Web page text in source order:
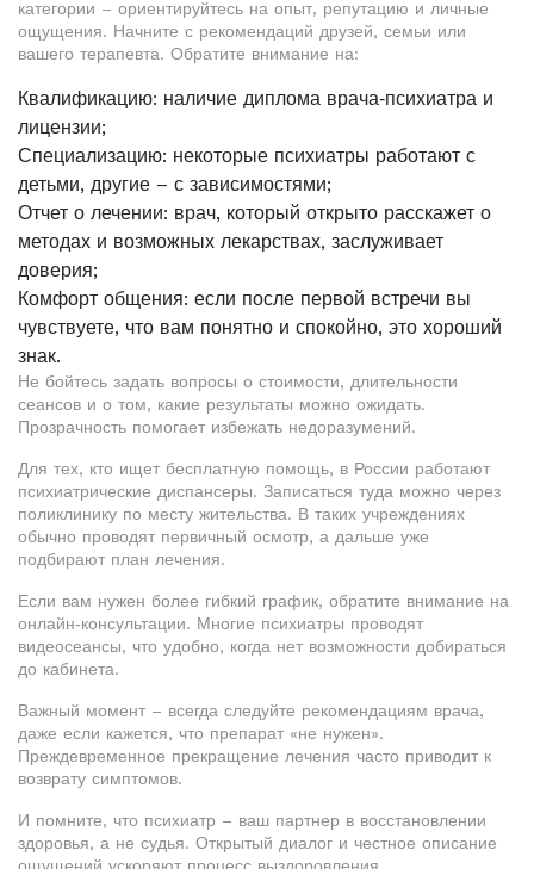
категории – ориентируйтесь на опыт, репутацию и личные
ощущения. Начните с рекомендаций друзей, семьи или
вашего терапевта. Обратите внимание на:
Квалификацию: наличие диплома врача‑психиатра и
лицензии;
Специализацию: некоторые психиатры работают с
детьми, другие – с зависимостями;
Отчет о лечении: врач, который открыто расскажет о
методах и возможных лекарствах, заслуживает
доверия;
Комфорт общения: если после первой встречи вы
чувствуете, что вам понятно и спокойно, это хороший
знак.
Не бойтесь задать вопросы о стоимости, длительности
сеансов и о том, какие результаты можно ожидать.
Прозрачность помогает избежать недоразумений.
Для тех, кто ищет бесплатную помощь, в России работают
психиатрические диспансеры. Записаться туда можно через
поликлинику по месту жительства. В таких учреждениях
обычно проводят первичный осмотр, а дальше уже
подбирают план лечения.
Если вам нужен более гибкий график, обратите внимание на
онлайн‑консультации. Многие психиатры проводят
видеосеансы, что удобно, когда нет возможности добираться
до кабинета.
Важный момент – всегда следуйте рекомендациям врача,
даже если кажется, что препарат «не нужен».
Преждевременное прекращение лечения часто приводит к
возврату симптомов.
И помните, что психиатр – ваш партнер в восстановлении
здоровья, а не судья. Открытый диалог и честное описание